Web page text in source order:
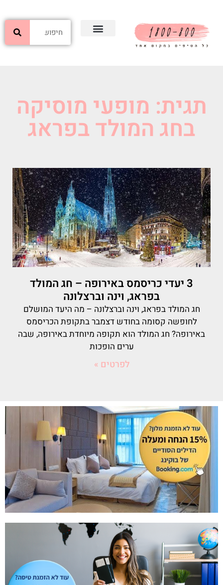
תגית: מופעי מוסיקה
בחג המולד בפראג
3 יעדי כריסמס באירופה – חג המולד
בפראג, וינה וברצלונה
חג המולד בפראג, וינה וברצלונה – מה היעד המושלם
לחופשה קסומה בחודש דצמבר בתקופת הכריסמס
באירופה? חג המולד הוא תקופה מיוחדת באירופה, שבה
ערים הופכות
לפרטים »